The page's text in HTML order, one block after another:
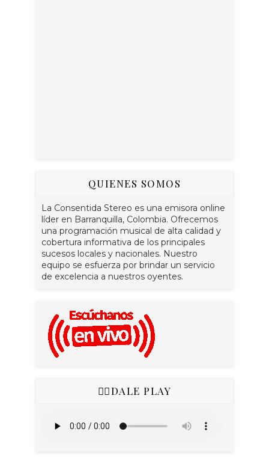
QUIENES SOMOS
La Consentida Stereo es una emisora online
líder en Barranquilla, Colombia. Ofrecemos
una programación musical de alta calidad y
cobertura informativa de los principales
sucesos locales y nacionales. Nuestro
equipo se esfuerza por brindar un servicio
de excelencia a nuestros oyentes.
👇🏻DALE PLAY